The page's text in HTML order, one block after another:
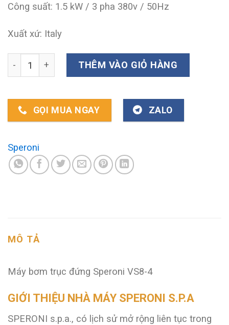
Công suất: 1.5 kW / 3 pha 380v / 50Hz
Xuất xứ: Italy
Máy bơm trục đứng Speroni VS8-4 số lượng
THÊM VÀO GIỎ HÀNG
GỌI MUA NGAY ZALO
Speroni
MÔ TẢ
Máy bơm trục đứng Speroni VS8-4
GIỚI THIỆU NHÀ MÁY SPERONI S.P.A
SPERONI s.p.a., có lịch sử mở rộng liên tục trong